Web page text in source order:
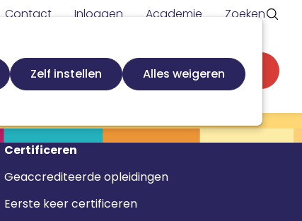
Zelf instellen Alles weigeren
Secundaire
navigatieZoek loopbaanspecialist Word lid
Contact Inloggen Academie Zoeken
Certificeren
Geaccrediteerde opleidingen
Eerste keer certificeren